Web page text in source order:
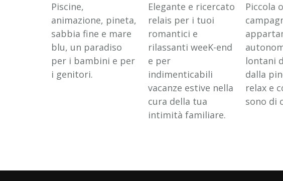
Piscine,
animazione, pineta,
sabbia fine e mare
blu, un paradiso
per i bambini e per
i genitori.
Elegante e ricercato
relais per i tuoi
romantici e
rilassanti weeK-end
e per
indimenticabili
vacanze estive nella
cura della tua
intimità familiare.
Piccola
lontani
dalla
relax e
sono di